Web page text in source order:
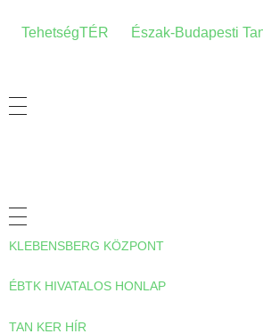
TehetségTÉR
Észak-Budapesti
KLEBENSBERG KÖZPONT
ÉBTK HIVATALOS HONLAP
TAN KER HÍR